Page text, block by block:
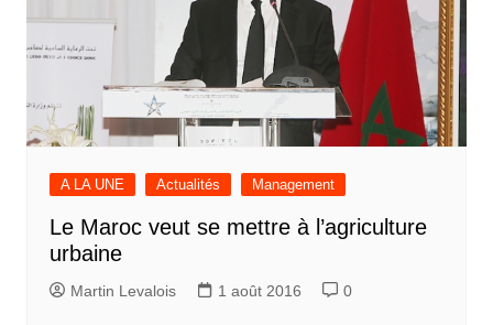
A LA UNE Actualités Management
Le Maroc veut se mettre à l’agriculture
urbaine
Martin Levalois 1 août 2016 0